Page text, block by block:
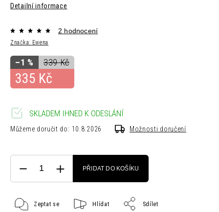
Detailní informace
Značka: Ewena
2 hodnocení
339 Kč
–1 %
335 Kč
SKLADEM IHNED K ODESLÁNÍ
Můžeme doručit do: 10.8.2026 Možnosti doručení
PŘIDAT DO KOŠÍKU
Zeptat se Hlídat Sdílet